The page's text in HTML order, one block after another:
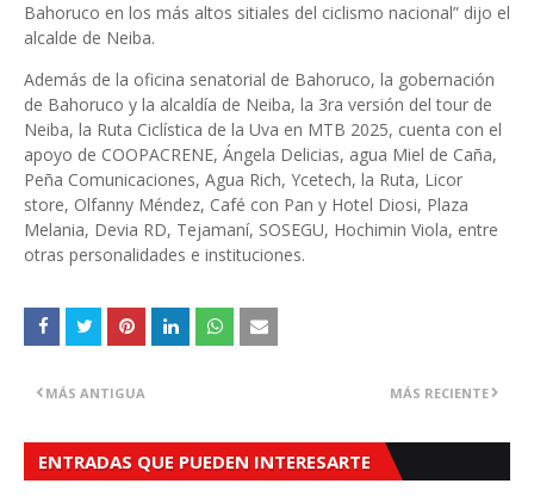
Bahoruco en los más altos sitiales del ciclismo nacional” dijo el
alcalde de Neiba.
Además de la oficina senatorial de Bahoruco, la gobernación
de Bahoruco y la alcaldía de Neiba, la 3ra versión del tour de
Neiba, la Ruta Ciclística de la Uva en MTB 2025, cuenta con el
apoyo de COOPACRENE, Ángela Delicias, agua Miel de Caña,
Peña Comunicaciones, Agua Rich, Ycetech, la Ruta, Licor
store, Olfanny Méndez, Café con Pan y Hotel Diosi, Plaza
Melania, Devia RD, Tejamaní, SOSEGU, Hochimin Viola, entre
otras personalidades e instituciones.
MÁS RECIENTE
MÁS ANTIGUA
ENTRADAS QUE PUEDEN INTERESARTE